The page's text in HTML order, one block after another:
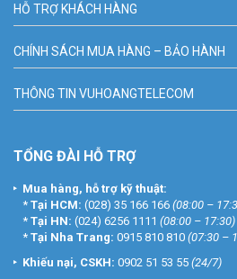
HỖ TRỢ KHÁCH HÀNG
CHÍNH SÁCH MUA HÀNG – BẢO HÀNH
THÔNG TIN VUHOANGTELECOM
TỔNG ĐÀI HỖ TRỢ
Mua hàng, hỗ trợ kỹ thuật:
* Tại HCM: (028) 35 166 166 (08:00 –
* Tại HN: (024) 6256 1111 (08:00 – 17:30)
* Tại Nha Trang: 0915 810 810 (07:30 –
Khiếu nại, CSKH: 0902 51 53 55 (24/7)